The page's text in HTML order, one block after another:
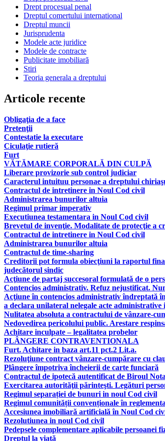
Drept procesual penal
Dreptul comertului international
Dreptul muncii
Jurisprudenta
Modele acte juridice
Modele de contracte
Publicitate imobiliară
Stiri
Teoria generala a dreptului
Articole recente
Obligaţia de a face
Pretenţii
Contestatie la executare
Ciculaţie rutieră
Furt
VĂTĂMARE CORPORALĂ DIN CULPĂ
Liberare provizorie sub control judiciar
Caracterul intuituu personae a dreptului
Contractul de intretinere in Noul Cod civil
Administrarea bunurilor altuia
Regimul primar imperativ
Executiunea testamentara in Noul Cod civil
Brevetul de invenţie. Modalitate de protecţie a
Contractul de intretinere in Noul Cod civil
Administrarea bunurilor altuia
Contractul de time-sharing
Creditorii pot formula obiecţiuni la raportul
judecătorul sindic
Acţiune de partaj succesoral formulată de o
Contencios administrativ. Refuz nejustificat.
Acţiune în contencios administrativ îndreptată
a declara unilateral nelegale acte administrative
Nulitatea absoluta a contractului de vânzare-
Nedovedirea pericolului public. Arestare
Achitare inculpate – legalitatea probelor
PLÂNGERE CONTRAVENTIONALA
Furt. Achitare in baza art.11 pct.2 Lit.a.
Rezoluţiune contract vânzare-cumpărare cu
Plângere împotriva încheierii de carte funciară
Contractul de ipotecă autentificat de Biroul
Exercitarea autorităţii părinteşti. Legături
Regimul separației de bunuri in noul Cod civil
Regimul comunității convenționale în
Accesiunea imobiliară artificială în Noul Cod
Rezolutiunea in noul Cod civil
Pedepsele complementare aplicabile persoanei
Dreptul la viaţă